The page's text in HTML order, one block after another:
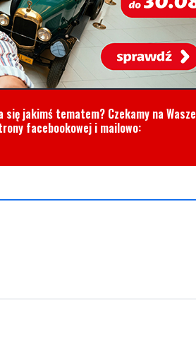
jakimś tematem? Czekamy na Wasze
facebookowej i mailowo: